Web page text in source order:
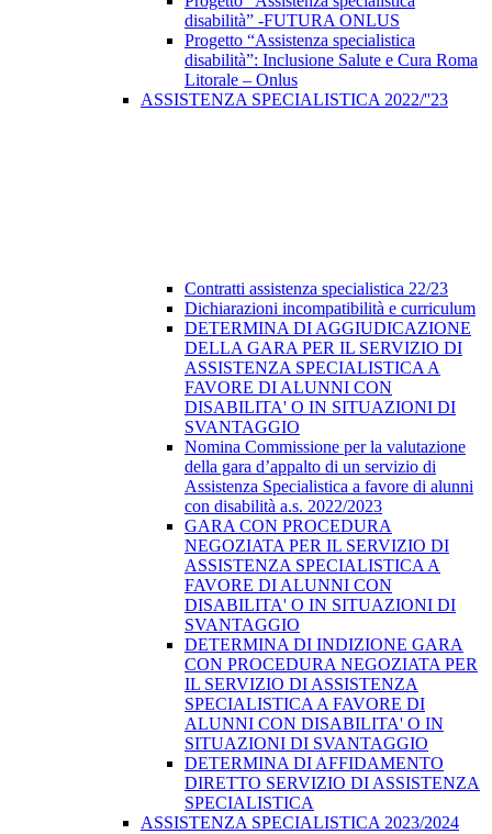
disabilità” -FUTURA ONLUS
Progetto “Assistenza specialistica
disabilità”: Inclusione Salute e Cura Roma
Litorale – Onlus
ASSISTENZA SPECIALISTICA 2022/''23
Contratti assistenza specialistica 22/23
Dichiarazioni incompatibilità e curriculum
DETERMINA DI AGGIUDICAZIONE
DELLA GARA PER IL SERVIZIO DI
ASSISTENZA SPECIALISTICA A
FAVORE DI ALUNNI CON
DISABILITA' O IN SITUAZIONI DI
SVANTAGGIO
Nomina Commissione per la valutazione
della gara d’appalto di un servizio di
Assistenza Specialistica a favore di alunni
con disabilità a.s. 2022/2023
GARA CON PROCEDURA
NEGOZIATA PER IL SERVIZIO DI
ASSISTENZA SPECIALISTICA A
FAVORE DI ALUNNI CON
DISABILITA' O IN SITUAZIONI DI
SVANTAGGIO
DETERMINA DI INDIZIONE GARA
CON PROCEDURA NEGOZIATA PER
IL SERVIZIO DI ASSISTENZA
SPECIALISTICA A FAVORE DI
ALUNNI CON DISABILITA' O IN
SITUAZIONI DI SVANTAGGIO
DETERMINA DI AFFIDAMENTO
DIRETTO SERVIZIO DI ASSISTENZA
SPECIALISTICA
ASSISTENZA SPECIALISTICA 2023/2024